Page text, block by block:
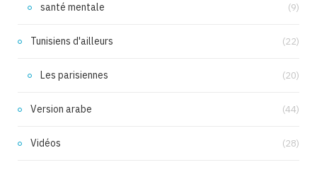
santé mentale (9)
Tunisiens d'ailleurs (22)
Les parisiennes (20)
Version arabe (44)
Vidéos (28)